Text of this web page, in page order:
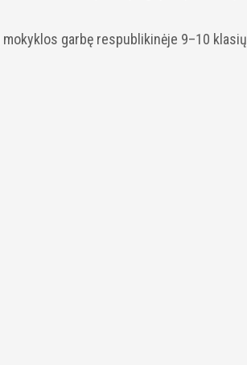
garbę respublikinėje 9–10 klasių